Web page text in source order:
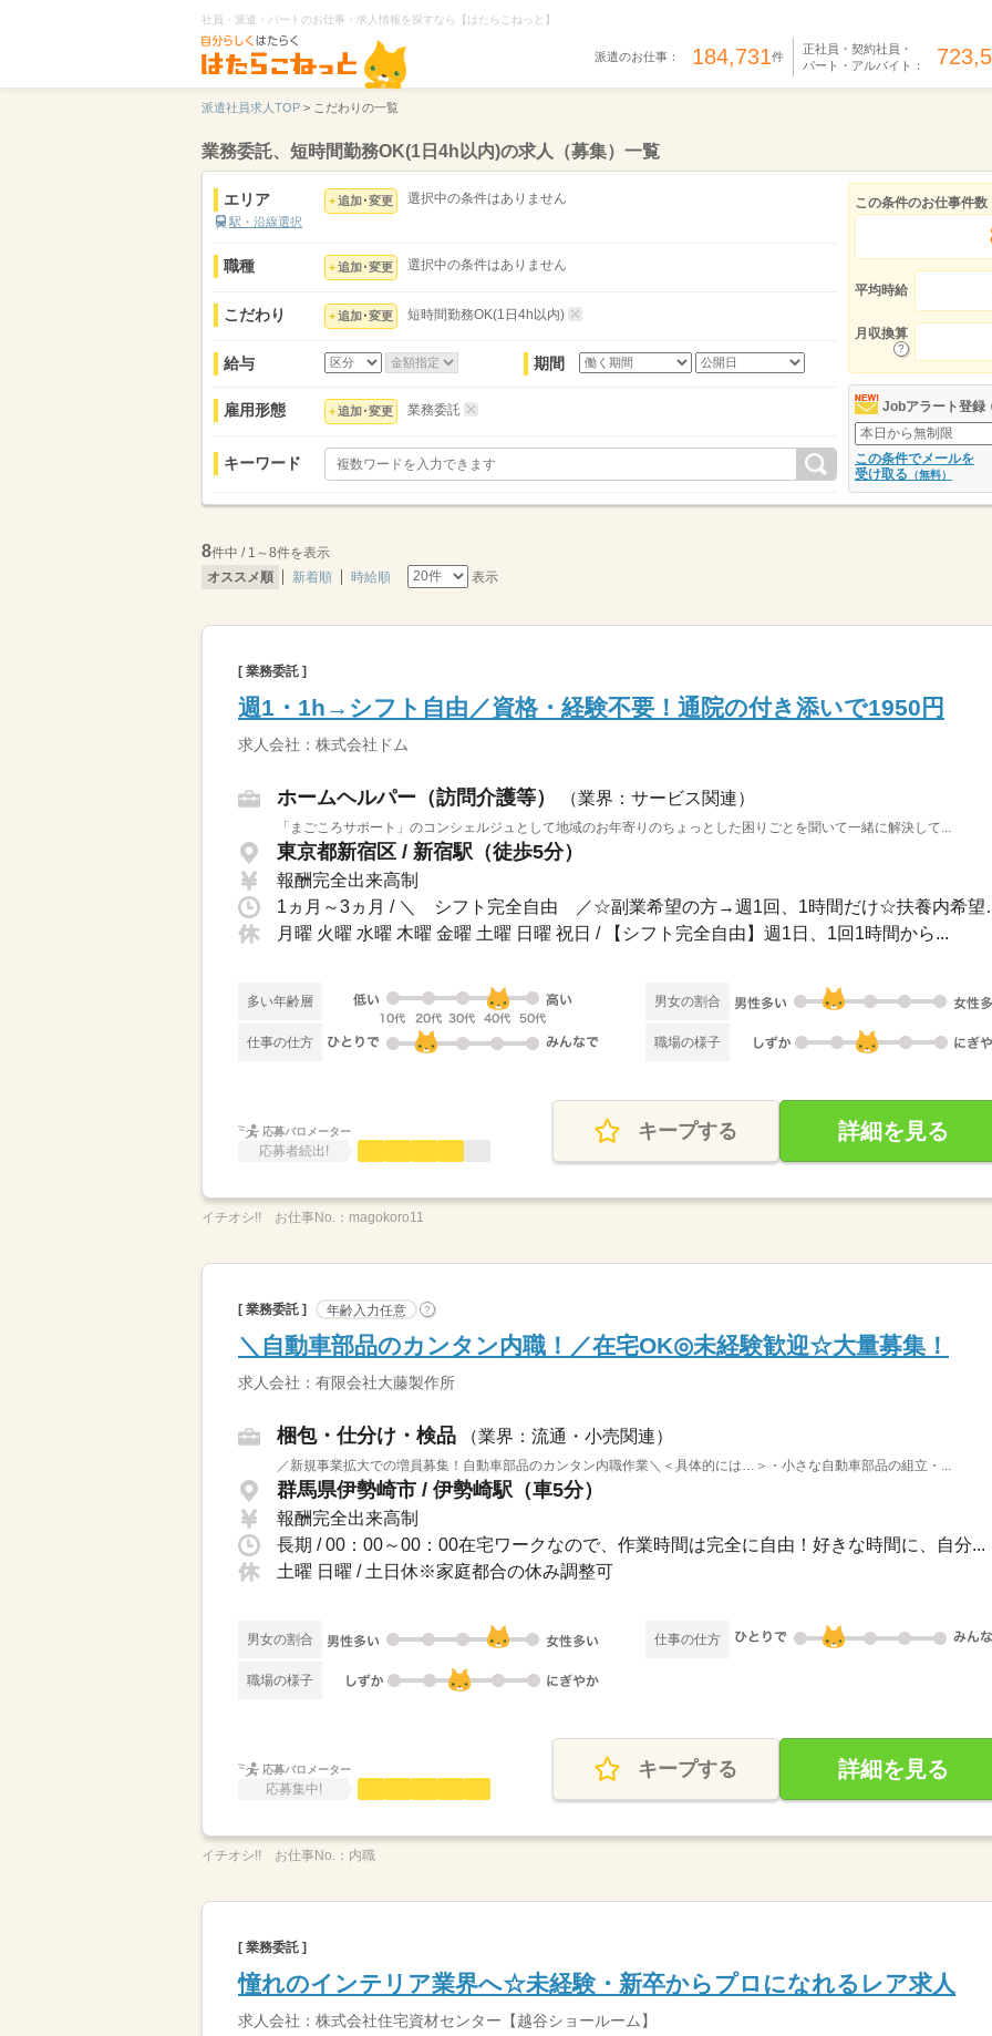
社員・派遣・パートのお仕事・求人情報を探すなら【はたらこねっと】
派遣のお仕事： 184,731件
正社員・契約社員・
パート・アルバイト：
派遣社員求人TOP > こだわりの一覧
業務委託、短時間勤務OK(1日4h以内)の求人（募集）一覧
エリア
駅・沿線選択
追加･変更 選択中の条件はありません
職種 追加･変更 選択中の条件はありません
こだわり 追加･変更 短時間勤務OK(1日4h以内)
給与 期間
雇用形態 追加･変更 業務委託
キーワード
この条件のお仕事件数
平均時給
月収換算
Jobアラート登録
この条件でメールを
受け取る （無料）
8件中 / 1～8件を表示
オススメ順
新着順 時給順 表示
[ 業務委託 ]
週1・1h→シフト自由／資格・経験不要！通院の付き添いで1950円
求人会社：株式会社ドム
ホームヘルパー（訪問介護等） （業界：サービス関連）
「まごころサポート」のコンシェルジュとして地域のお年寄りのちょっとした困りごとを聞いて一緒に解決して...
東京都新宿区 / 新宿駅（徒歩5分）
報酬完全出来高制
1ヵ月～3ヵ月 / ＼
月曜 火曜 水曜 木曜 金曜 土曜 日曜 祝日 / 【シフト完全自由】週1日、1回1時間から...
多い年齢層 男女の割合
仕事の仕方 職場の様子
応募バロメーター
応募者続出!
キープする 詳細を見る
イチオシ!! お仕事No.： magokoro11
[ 業務委託 ] 年齢入力任意 ?
＼自動車部品のカンタン内職！／在宅OK◎未経験歓迎☆大量募集！
求人会社：有限会社大藤製作所
梱包・仕分け・検品 （業界：流通・小売関連）
／新規事業拡大での増員募集！自動車部品のカンタン内職作業＼＜具体的には…＞・小さな自動車部品の組立・...
群馬県伊勢崎市 / 伊勢崎駅（車5分）
報酬完全出来高制
長期 / 00：00～00：00在宅ワークなので、作業時間は完全に自由！好きな時間に、自分...
土曜 日曜 / 土日休※家庭都合の休み調整可
男女の割合 仕事の仕方
職場の様子
応募バロメーター
応募集中!
キープする 詳細を見る
イチオシ!! お仕事No.： 内職
[ 業務委託 ]
憧れのインテリア業界へ☆未経験・新卒からプロになれるレア求人
求人会社：株式会社住宅資材センター【越谷ショールーム】